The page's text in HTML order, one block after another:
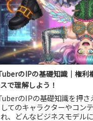
のIPの基礎知識｜権利
で理解しよう！
のIPの基礎知識を押さ
してのキャラクターやコン
、どんなビジネスモデル